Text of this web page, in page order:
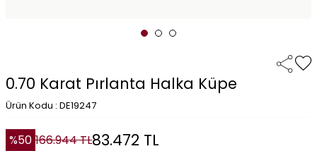
0.70 Karat Pırlanta Halka Küpe
Ürün Kodu : DE19247
%50 166.944TL83.472 TL